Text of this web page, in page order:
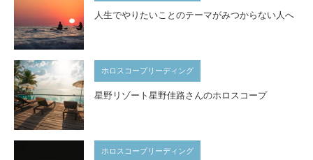
人生でやりたいことのテーマがみつからない人へ
ホロスコープリーディング
星野リゾート星野佳路さんのホロスコープ
ホロスコープリーディング